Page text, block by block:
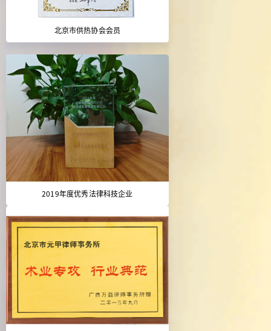
北京市供热协会会员
2019年度优秀法律科技企业